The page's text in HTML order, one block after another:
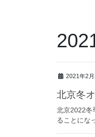
2021年2月
北京冬
北京2022冬
ることにな